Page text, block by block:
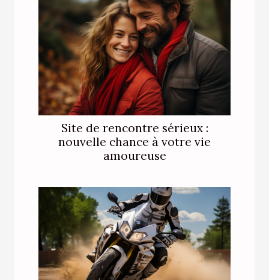
Site de rencontre sérieux :
nouvelle chance à votre vie
amoureuse